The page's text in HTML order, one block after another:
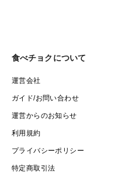
食べチョクについて
運営会社
ガイド/お問い合わせ
運営からのお知らせ
利用規約
プライバシーポリシー
特定商取引法